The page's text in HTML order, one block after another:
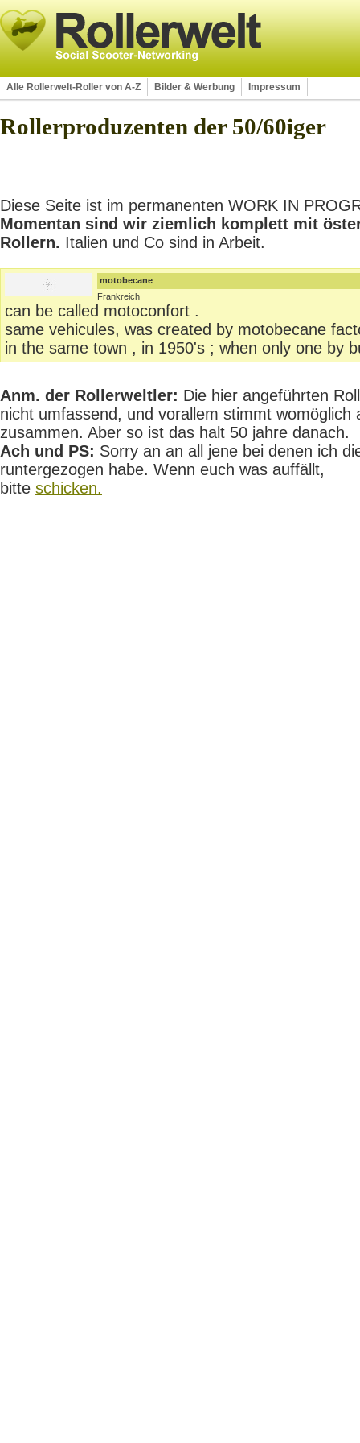
Alle Rollerwelt-Roller von A-Z Bilder & Werbung Impressum
Rollerproduzenten der 50/60iger
Diese Seite ist im permanenten WORK IN
Momentan sind wir ziemlich komplett mit
Rollern. Italien und Co sind in Arbeit.
motobecane
Frankreich
can be called motoconfort .
same vehicules, was created by motobecane
in the same town , in 1950's ; when only one by
Anm. der Rollerweltler: Die hier angeführten
nicht umfassend, und vorallem stimmt womöglich
zusammen. Aber so ist das halt 50 jahre danach.
Ach und PS: Sorry an an all jene bei denen ich
runtergezogen habe. Wenn euch was auffällt,
bitte schicken.